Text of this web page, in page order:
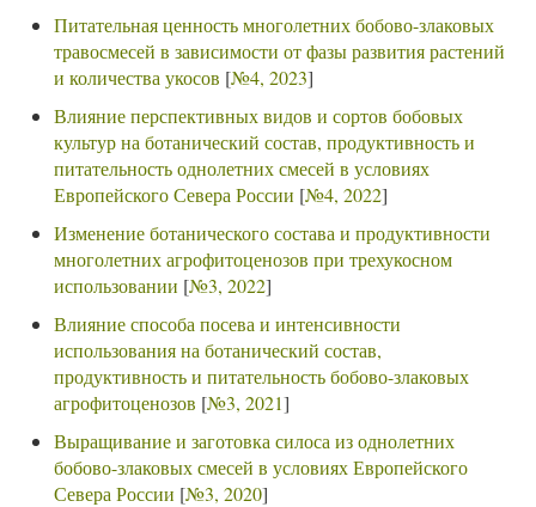
Питательная ценность многолетних бобово-злаковых
травосмесей в зависимости от фазы развития растений
и количества укосов [№4, 2023]
Влияние перспективных видов и сортов бобовых
культур на ботанический состав, продуктивность и
питательность однолетних смесей в условиях
Европейского Севера России [№4, 2022]
Изменение ботанического состава и продуктивности
многолетних агрофитоценозов при трехукосном
использовании [№3, 2022]
Влияние способа посева и интенсивности
использования на ботанический состав,
продуктивность и питательность бобово-злаковых
агрофитоценозов [№3, 2021]
Выращивание и заготовка силоса из однолетних
бобово-злаковых смесей в условиях Европейского
Севера России [№3, 2020]